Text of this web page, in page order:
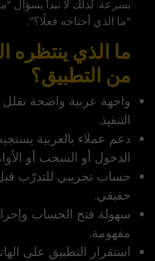
بسرعة. لذلك لا تبدأ بسؤال
“ما الذي أحتاجه فعلًا؟”.
ما الذي ينتظره
من التطبيق؟
واجهة عربية واضحة
التنفيذ.
دعم عملاء بالعربية
الدخول أو السحب أو
حساب تجريبي للتدرّب
حقيقي.
سهولة فتح الحساب
مفهومة.
استقرار التطبيق على